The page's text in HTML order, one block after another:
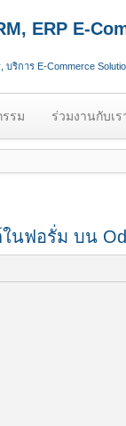
ERP E-
ริการ E-Commerce
รม ร่วมงานกับเร
ในฟอรั่ม บน